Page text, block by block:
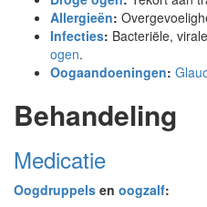
Allergieën:
Infecties: Bacteriële,
ogen.
Oogaandoeningen:
Behandeling
Medicatie
Oogdruppels en oogzalf: